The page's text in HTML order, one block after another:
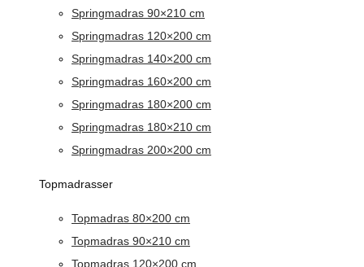
Springmadras 90×210 cm
Springmadras 120×200 cm
Springmadras 140×200 cm
Springmadras 160×200 cm
Springmadras 180×200 cm
Springmadras 180×210 cm
Springmadras 200×200 cm
Topmadrasser
Topmadras 80×200 cm
Topmadras 90×210 cm
Topmadras 120×200 cm